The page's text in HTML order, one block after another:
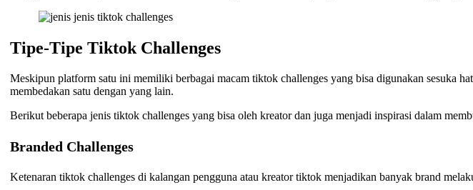
Tipe-Tipe Tiktok Challenges
Meskipun platform satu ini memiliki berbagai macam tiktok challenges yang bisa digunakan sesuka
membedakan satu dengan yang lain.
Berikut beberapa jenis tiktok challenges yang bisa oleh kreator dan juga menjadi inspirasi dalam
Branded Challenges
Ketenaran tiktok challenges di kalangan pengguna atau kreator tiktok menjadikan banyak brand